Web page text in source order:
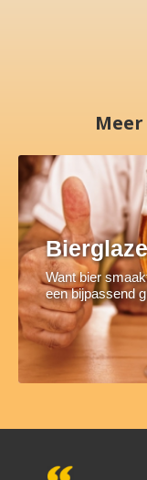
Want bier
een bijpassend